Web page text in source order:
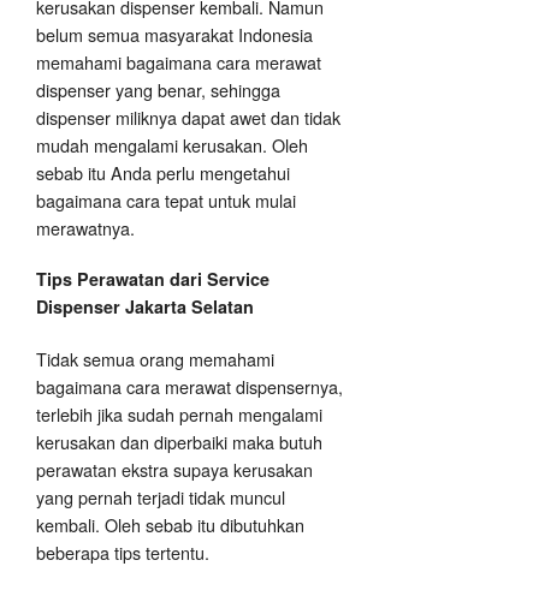
kerusakan dispenser kembali. Namun
belum semua masyarakat Indonesia
memahami bagaimana cara merawat
dispenser yang benar, sehingga
dispenser miliknya dapat awet dan tidak
mudah mengalami kerusakan. Oleh
sebab itu Anda perlu mengetahui
bagaimana cara tepat untuk mulai
merawatnya.
Tips Perawatan dari Service
Dispenser Jakarta Selatan
Tidak semua orang memahami
bagaimana cara merawat dispensernya,
terlebih jika sudah pernah mengalami
kerusakan dan diperbaiki maka butuh
perawatan ekstra supaya kerusakan
yang pernah terjadi tidak muncul
kembali. Oleh sebab itu dibutuhkan
beberapa tips tertentu.